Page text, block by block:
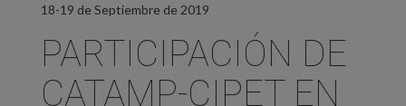
18-19 de Septiembre de 2019
PARTICIPACIÓN DE
CATAMP-CIPET EN